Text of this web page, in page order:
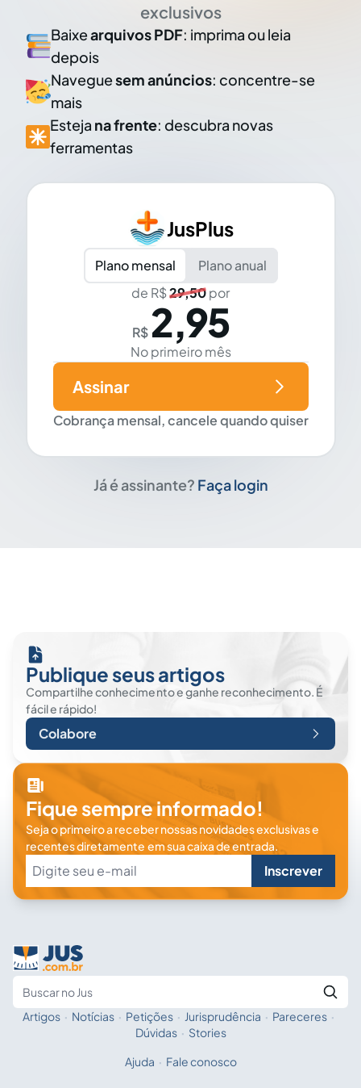
exclusivos
Baixearquivos PDF: imprima ou leia
depois
Naveguesem anúncios: concentre-se
mais
Esteja na frente: descubra novas
ferramentas
JusPlus
Plano mensal
Plano anual
de R$29,50por
R$ 2,95
No primeiro mês
Cobrança mensal, cancele quando quiser
Assinar
Já é assinante? Faça login
Publique seus artigos
Compartilhe conhecimento e ganhe reconhecimento. É
fácil e rápido!
Colabore
Fique sempre informado!
Seja o primeiro a receber nossas novidades exclusivas e
recentes diretamente em sua caixa de entrada.
Inscrever
Fale com a IA
Artigos · Notícias · Petições · Jurisprudência · Pareceres ·
Dúvidas · Stories
Ajuda · Fale conosco